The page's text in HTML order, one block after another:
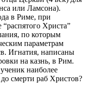
или Ламсона).
в Риме, при
“распятого Христа”
по которым
параметрам
Игнатия, написаны
на казнь, в Рим.
наиболее
смерти раб Христов?